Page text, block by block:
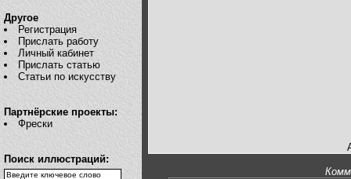
Другое
Регистрация
Прислать работу
Личный кабинет
Прислать статью
Статьи по искусству
Партнёрские проекты:
Фрески
Поиск иллюстраций: